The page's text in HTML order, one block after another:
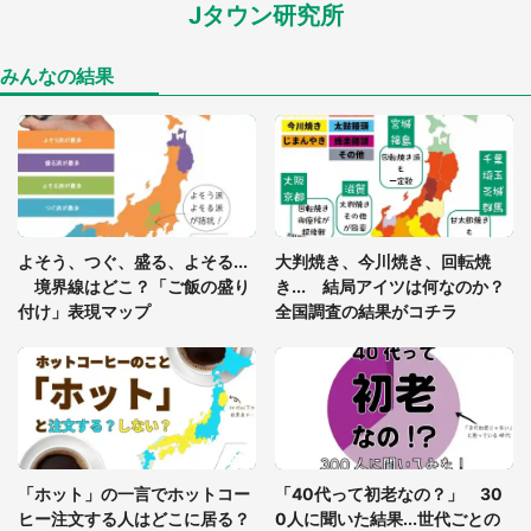
あまりにも四角すぎる猫、激写される 「これもう
「閉所恐怖症の私は新幹線で大パニック。隣席の青
年に『手を繋いで』とお願いしたら...」 体験談に
8万人感動
グっちゃってた〝野生の野菜〟に6.5万人戦慄
「○○がない街に住んでいます」住人の呟きに30万
人驚がく 何が存在しないか、あなたはわかる？
「修学旅行に途中参加する娘を送って行ったら、真
っ暗な道で遭難状態。なんとか見つけた民家に助け
を求めると、住人の男性が...」
Jタウン研究所
みんなの結果
よそう、つぐ、盛る、よそる...
境界線はどこ？「ご飯の盛り
付け」表現マップ
大判焼き、今川焼き、回転焼
き... 結局アイツは何なのか？
全国調査の結果がコチラ
「ホット」の一言でホットコー
ヒー注文する人はどこに居る？
「40代って初老なの？」 30
0人に聞いた結果...世代ごとの